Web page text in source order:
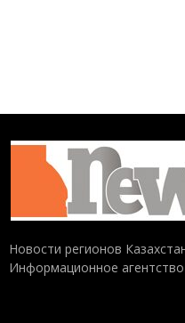
Новости регионов
Информационное